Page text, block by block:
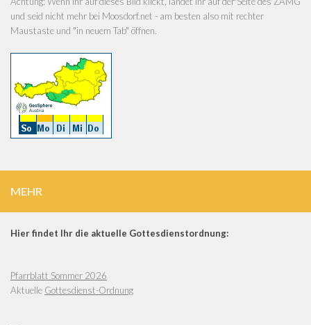
und seid nicht mehr bei Moosdorf.net - am besten also mit rechter
Maustaste und "in neuem Tab" öffnen.
MEHR
Hier findet Ihr die aktuelle Gottesdienstordnung:
Pfarrblatt Sommer 2026
Aktuelle Gottesdienst-Ordnung